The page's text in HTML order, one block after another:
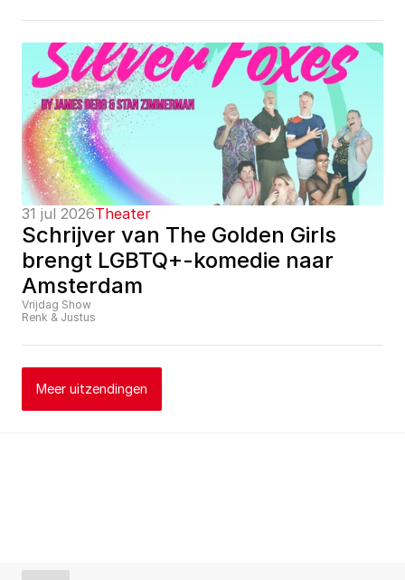
31 jul 2026Theater
Schrijver van The Golden Girls
brengt LGBTQ+-komedie naar
Amsterdam
Vrijdag Show
Renk & Justus
Meer uitzendingen